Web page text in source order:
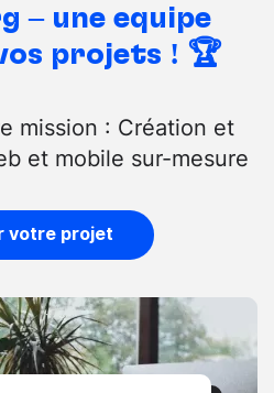
– une équipe
projets ! 🏆
mission : Création et
et mobile sur-mesure
votre projet